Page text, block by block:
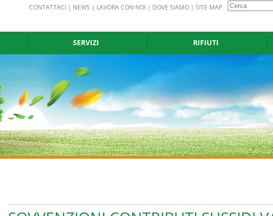
CONTATTACI | NEWS | LAVORA CON NOI | DOVE SIAMO | SITE MAP
SERVIZI RIFIUTI